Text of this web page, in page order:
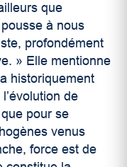
que
à nous
profondément
» Elle mentionne
historiquement
de
pour se
venus
force est de